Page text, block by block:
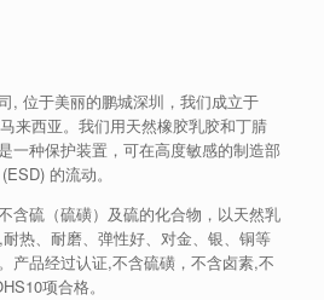
, 位于美丽的鹏城深圳，我们成立于
来西亚。我们用天然橡胶乳胶和丁腈
一种保护装置，可在高度敏感的制造部
的流动。
含硫（硫磺）及硫的化合物，以天然乳
热、耐磨、弹性好、对金、银、铜等
产品经过认证,不含硫磺，不含卤素,不
项合格。